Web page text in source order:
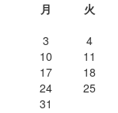
月
火
3
4
10
11
17
18
24
25
31